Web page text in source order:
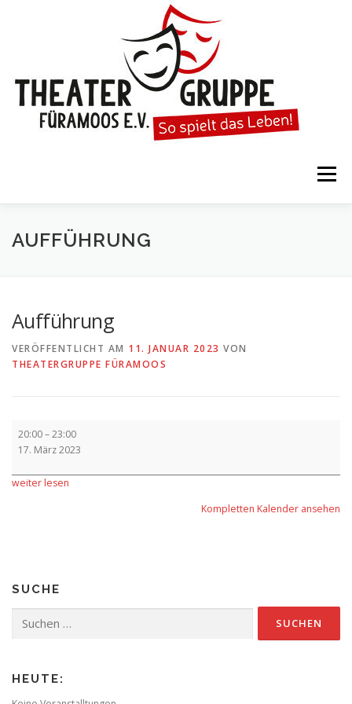
Menü
STARTSEITE DIE THEATERGRUPPE
KALENDER GESPIELTE STÜCKE
AUFFÜHRUNG
Aufführung
VERÖFFENTLICHT AM 11. JANUAR 2023 VON
THEATERGRUPPE FÜRAMOOS
20:00–23:00
17. März 2023
weiter lesen
Kompletten Kalender ansehen
SUCHE
nach:
HEUTE: